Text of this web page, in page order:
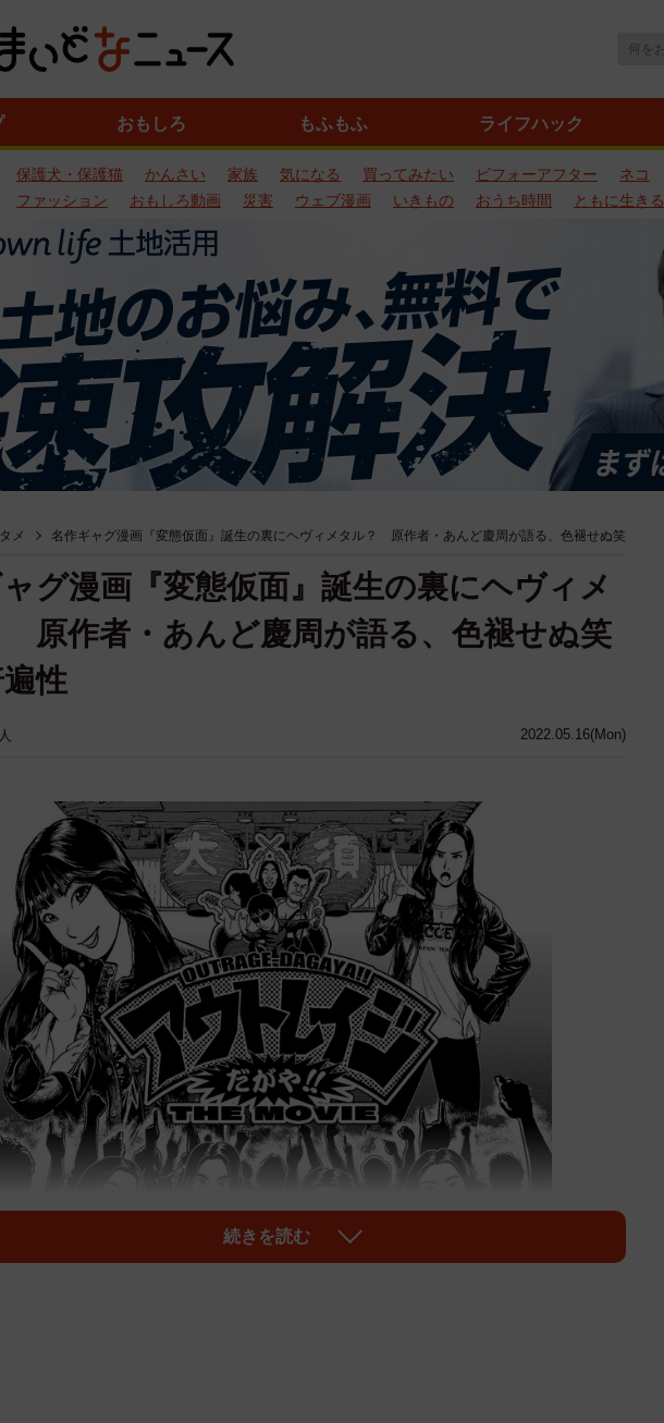
おもしろ もふもふ ライフハック
保護犬・保護猫 かんさい 家族 気になる 買ってみたい ビフォーアフター ネコ
ファッション
おもしろ動画 災害 ウェブ漫画 いきもの おうち時間 ともに生きる
メ 名作ギャグ漫画『変態仮面』誕生の裏にヘヴィメタル？ 原作者・あんど慶周が語る、色褪せぬ笑
2022.05.16(Mon)
グ漫画『変態仮面』誕生の裏にヘヴィメ
原作者・あんど慶周が語る、色褪せぬ笑
性
続きを読む